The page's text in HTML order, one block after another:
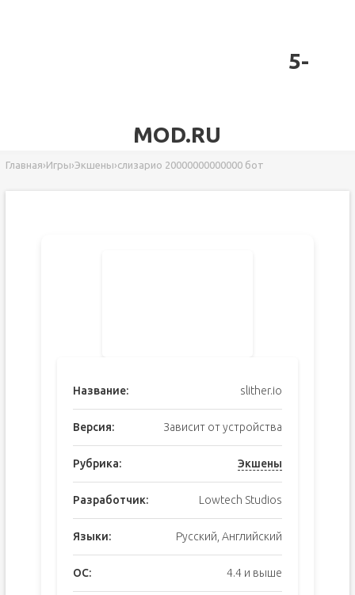
5-
MOD.RU
Главная›Игры›Экшены›слизарио 20000000000000 бот
Название: slither.io
Версия: Зависит от устройства
Рубрика: Экшены
Разработчик: Lowtech Studios
Языки: Русский, Английский
ОС: 4.4 и выше